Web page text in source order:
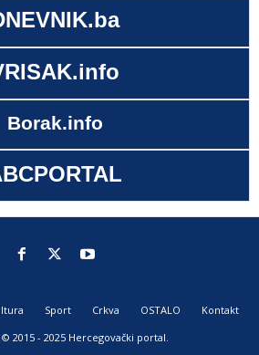
Borak.info
Sport Crkva OSTALO
Kontakt
2015 - 2025 Hercegovački portal.